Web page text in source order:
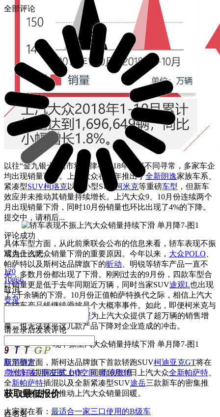
以往“金九银十”的市场规律在2018年变得不同寻常，多家车企
均出现销量下滑。
上汽大众在今年推出了全新朗逸家族车系、
紧凑型SUV柯珞克以及小型SUV 柯米克等重磅车型 ，但新车
效应并未推动其销量持续增长。上汽大众9、10月份连续两个
月出现销量下滑，同时10月份销量也环比出现了4%的下降。
具体车型方面，从此前乘联会公布的信息来看，轿车表现不振
成为上汽大众销量下滑的重要原因。今年以来， 大众POLO
帕萨特以及斯柯达品牌旗下的昕动 、明锐等轿车产品一直不
见，多数月份都出现了下滑。刚刚过去的9月份，四款车型合
计销量更是低于去年同期近万辆，同时当家SUV途观L也出现
了5千余辆的下滑。10月份正值帕萨特换代之际，相信上汽大
众轿车产品线继续滑坡是个大概率事件。如此，即便柯米克与
SUV车型为上汽大众提供了超万辆的销售增
量，也无法抹平这几款产品下降对企业造成的冲击。
新车型方面，斯柯达品牌旗下首款轿跑SUV柯迪亚克GT将在
广州车展期间正式上市。同时10月31日上汽大众全新帕萨特
全新帕萨特插混以及全新紧凑型SUV途岳三款新车的密集推
出，也将进一步推动上汽大众销量回暖。
大家都在看： 最适合一家三口使用的B级车
全部评论
提交中，请稍后...
评论成功
写点什么吧
120
10866
取消
登录
请登录后发表评论
取消确定
微信好友 朋友圈 QQ空间 新浪微博
获取最低报价
姓名名